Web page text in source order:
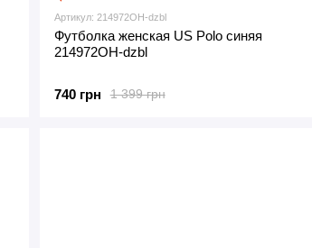
Артикул: 214972OH-dzbl
Футболка женская US Polo синяя
214972OH-dzbl
1 399 грн
740 грн